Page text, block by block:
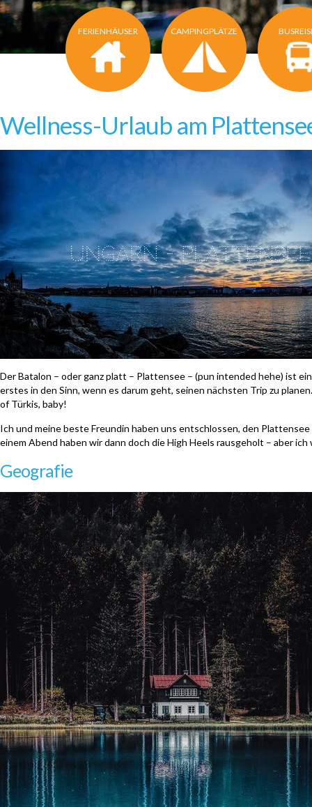
FERIENHÄUSER CAMPINGPLÄTZE
Wellness-Urlaub am
Der Batalon – oder ganz platt – Plattensee – (pun intended hehe) ist
erstes in den Sinn, wenn es darum geht, seinen nächsten Trip zu
of Türkis, baby!
Ich und meine beste Freundin haben uns entschlossen, den
einem Abend haben wir dann doch die High Heels rausgeholt – aber
Geografie